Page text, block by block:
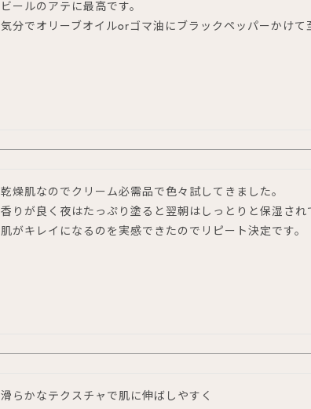
ビールのアテに最高です。
気分でオリーブオイルorゴマ油にブラックペッパーかけ
乾燥肌なのでクリーム必需品で色々試してきました。
香りが良く夜はたっぷり塗ると翌朝はしっとりと保湿され
肌がキレイになるのを実感できたのでリピート決定です。
滑らかなテクスチャで肌に伸ばしやすく